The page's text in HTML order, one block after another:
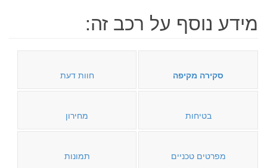
מידע נוסף על רכב זה:
סקירה מקיפה חוות דעת
בטיחות מחירון
מפרטים טכניים תמונות